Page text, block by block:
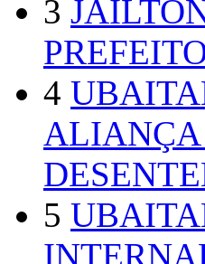
3
4
ALIANÇA
5